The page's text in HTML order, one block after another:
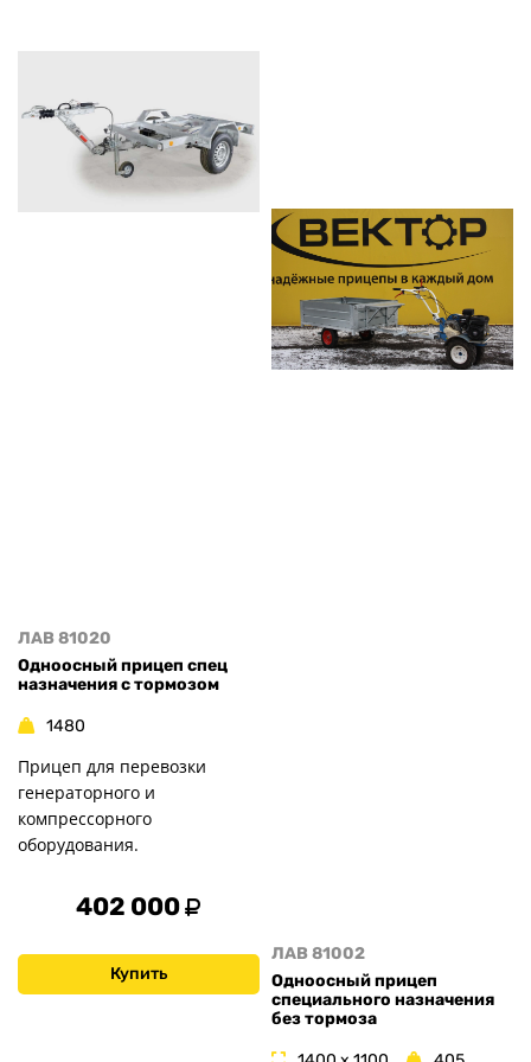
ЛАВ 81020
Одноосный прицеп спец
назначения с тормозом
1480
Прицеп для перевозки
генераторного и
компрессорного
оборудования.
402 000
Купить
ЛАВ 81002
Одноосный прицеп
специального назначения
без тормоза